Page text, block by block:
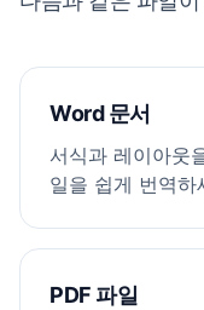
reasonable care) for two
publicly known, (b) was
disclosure, or (c) is
4. Governing Law.
This
California, without regard
¹“Confidential Information”
CEO, Northwood & Lin
자신의 정보를 보호하는 수
4. 준거법. 본 계약은 법률
니다.
¹ “기밀 정보”에는 수령 당사자
발한 정보는 포함되지 않습니다.
Word 문서
서식과 레이아웃
일을 쉽게 번역하
PDF 파일